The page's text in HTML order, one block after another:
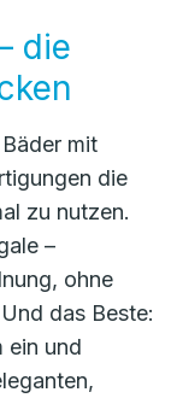
die
mit
die
zu nutzen.
–
ohne
das Beste:
ein und